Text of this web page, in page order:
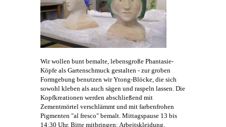
Wir wollen bunt bemalte, lebensgroße Phantasie-
Köpfe als Gartenschmuck gestalten - zur groben
Formgebung benutzen wir Ytong-Blöcke, die sich
sowohl kleben als auch sägen und raspeln lassen. Die
Kopfkreationen werden abschließend mit
Zementmörtel verschlämmt und mit farbenfrohen
Pigmenten "al fresco" bemalt. Mittagspause 13 bis
14:30 Uhr. Bitte mitbringen: Arbeitskleidung,